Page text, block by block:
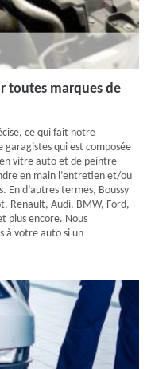
toutes marques de
ce qui fait notre
qui est composée
vitre auto et de peintre
en main l’entretien et/ou
En d’autres termes, Boussy
Renault, Audi, BMW, Ford,
plus encore. Nous
à votre auto si un